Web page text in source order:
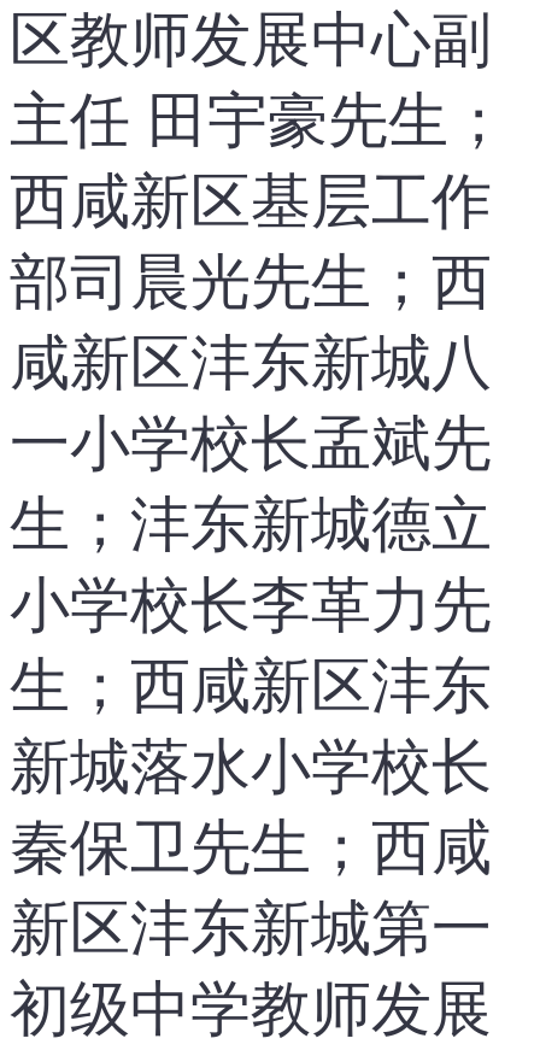
区教师发展中心副
主任 田宇豪先生；
西咸新区基层工作
部司晨光先生；西
咸新区沣东新城八
一小学校长孟斌先
生；沣东新城德立
小学校长李革力先
生；西咸新区沣东
新城落水小学校长
秦保卫先生；西咸
新区沣东新城第一
初级中学教师发展